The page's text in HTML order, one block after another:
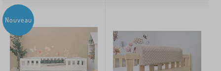
Nouveau